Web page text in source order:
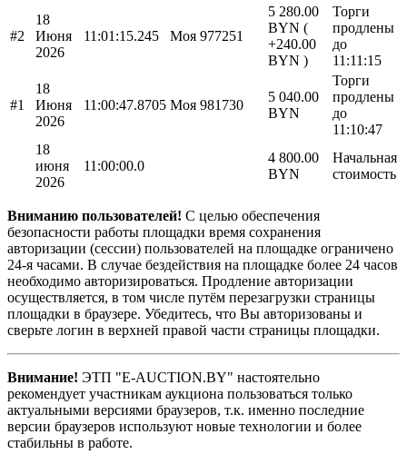
#2
18
Июня
2026
11:01:15.245 Моя 977251
5 280.00
BYN (
+240.00
BYN )
Торги
продлены
до
11:11:15
#1
18
Июня
2026
11:00:47.8705 Моя 981730
5 040.00
BYN
Торги
продлены
до
11:10:47
18
июня
2026
11:00:00.0
4 800.00
BYN
Начальная
стоимость
Вниманию пользователей! С целью обеспечения
безопасности работы площадки время сохранения
авторизации (сессии) пользователей на площадке ограничено
24-я часами. В случае бездействия на площадке более 24 часов
необходимо авторизироваться. Продление авторизации
осуществляется, в том числе путём перезагрузки страницы
площадки в браузере. Убедитесь, что Вы авторизованы и
сверьте логин в верхней правой части страницы площадки.
Внимание! ЭТП "E-AUCTION.BY" настоятельно
рекомендует участникам аукциона пользоваться только
актуальными версиями браузеров, т.к. именно последние
версии браузеров используют новые технологии и более
стабильны в работе.